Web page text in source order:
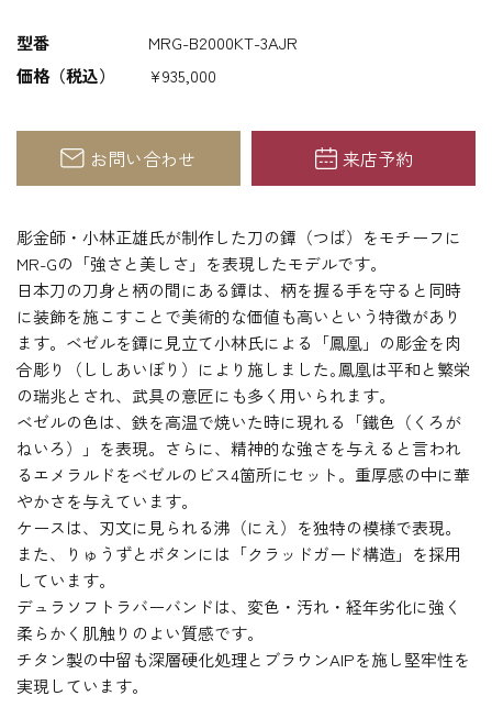
型番
MRG-B2000KT-3AJR
価格（税込）
¥935,000
お問い合わせ 来店予約
彫金師・小林正雄氏が制作した刀の鐔（つば）をモチーフに
MR-Gの「強さと美しさ」を表現したモデルです。
日本刀の刀身と柄の間にある鐔は、柄を握る手を守ると同時
に装飾を施こすことで美術的な価値も高いという特徴があり
ます。ベゼルを鐔に見立て小林氏による「鳳凰」の彫金を肉
合彫り（ししあいぼり）により施しました｡鳳凰は平和と繁栄
の瑞兆とされ、武具の意匠にも多く用いられます。
ベゼルの色は、鉄を高温で焼いた時に現れる「鐵色（くろが
ねいろ）」を表現。さらに、精神的な強さを与えると言われ
るエメラルドをベゼルのビス4箇所にセット。重厚感の中に華
やかさを与えています。
ケースは、刃文に見られる沸（にえ）を独特の模様で表現。
また、りゅうずとボタンには「クラッドガード構造」を採用
しています。
デュラソフトラバーバンドは、変色・汚れ・経年劣化に強く
柔らかく肌触りのよい質感です。
チタン製の中留も深層硬化処理とブラウンAIPを施し堅牢性を
実現しています。